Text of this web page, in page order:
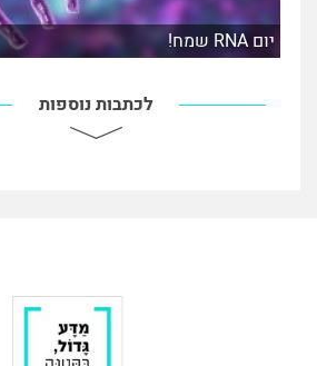
יום RNA שמח!
לכתבות נוספות